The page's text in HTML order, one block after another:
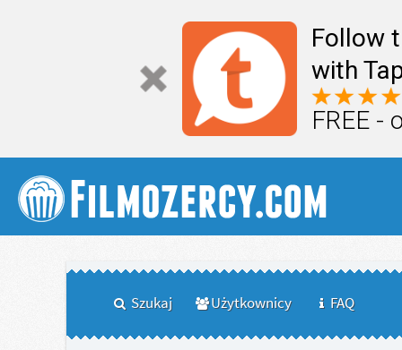
Follow
with
FREE -
Szukaj Użytkownicy FAQ